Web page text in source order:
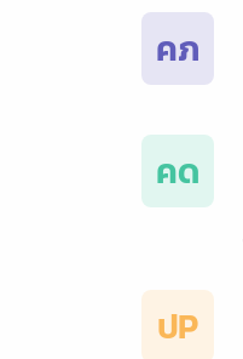
คภ
คด
ปP